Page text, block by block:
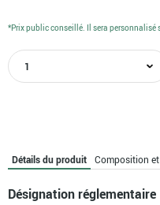
quantité
de
*Prix public conseillé. Il sera personnalisé
Détails du produit Composition
Désignation réglementaire